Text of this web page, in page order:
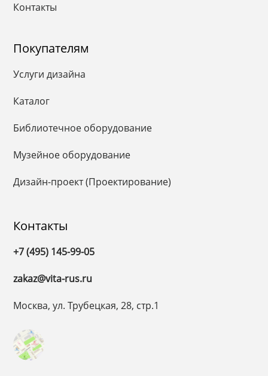
Контакты
Покупателям
Услуги дизайна
Каталог
Библиотечное оборудование
Музейное оборудование
Дизайн-проект (Проектирование)
Контакты
+7 (495) 145-99-05
zakaz@vita-rus.ru
Москва, ул. Трубецкая, 28, стр.1